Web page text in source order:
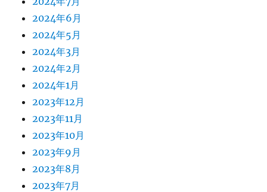
2024年6月
2024年5月
2024年3月
2024年2月
2024年1月
2023年12月
2023年11月
2023年10月
2023年9月
2023年8月
2023年7月